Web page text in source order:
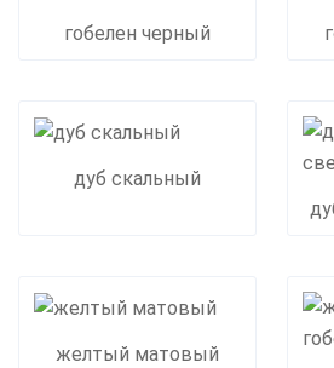
гобелен черный
дуб скальный
желтый матовый